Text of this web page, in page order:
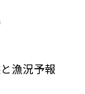
漁況予報